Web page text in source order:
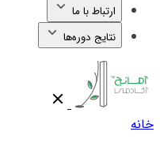
ارتباط با ما
نتایج دوره‌ها
خانه